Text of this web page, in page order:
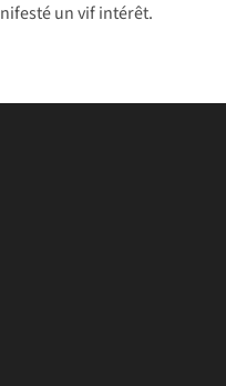
un vif intérêt.